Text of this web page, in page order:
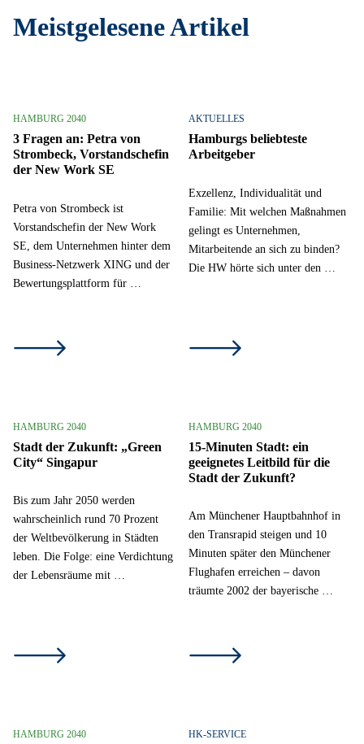
Meistgelesene Artikel
HAMBURG 2040
3 Fragen an: Petra von
Strombeck, Vorstandschefin
der New Work SE
Petra von Strombeck ist
Vorstandschefin der New Work
SE, dem Unternehmen hinter dem
Business-Netzwerk XING und der
Bewertungsplattform für …
AKTUELLES
Hamburgs beliebteste
Arbeitgeber
Exzellenz, Individualität und
Familie: Mit welchen Maßnahmen
gelingt es Unternehmen,
Mitarbeitende an sich zu binden?
Die HW hörte sich unter den …
HAMBURG 2040
Stadt der Zukunft: „Green
City“ Singapur
Bis zum Jahr 2050 werden
wahrscheinlich rund 70 Prozent
der Weltbevölkerung in Städten
leben. Die Folge: eine Verdichtung
der Lebensräume mit …
HAMBURG 2040
15-Minuten Stadt: ein
geeignetes Leitbild für die
Stadt der Zukunft?
Am Münchener Hauptbahnhof in
den Transrapid steigen und 10
Minuten später den Münchener
Flughafen erreichen – davon
träumte 2002 der bayerische …
HAMBURG 2040 HK-SERVICE